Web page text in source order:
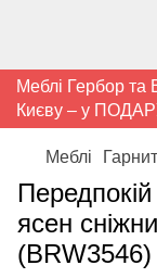
Меблі Гербор
Києву – у
Меблі
ясен
(BRW3546)